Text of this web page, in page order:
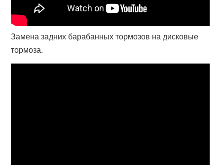
Замена задних барабанных тормозов на дисковые
тормоза.